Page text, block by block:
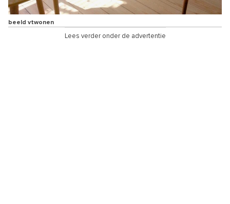
beeld vtwonen
Lees verder onder de advertentie